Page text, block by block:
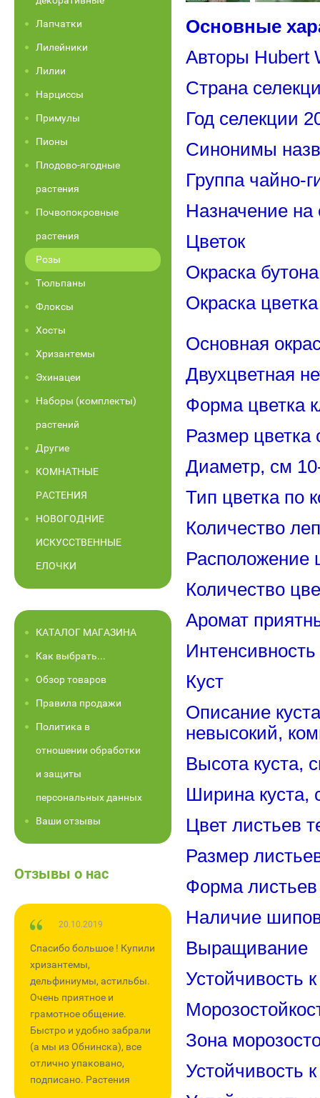
Основные
Авторы Hubert
Страна
Год селекции
Синонимы
Группа чайно-
Назначение на
Цветок
Окраска
Окраска
Основная
Двухцветная
Форма цветка
Размер цветка
Диаметр, см
Тип цветка по
Количество
Расположение
Количество
Аромат
Куст
Описание
невысокий,
Высота куста,
Ширина куста,
Цвет листьев
Размер
Форма листьев
Наличие
Выращивание
Устойчивость
Зона
Устойчивость
Лапчатки
Лилейники
Лилии
Нарциссы
Примулы
Пионы
Плодово-ягодные
растения
Почвопокровные
растения
Розы
Тюльпаны
Флоксы
Хосты
Хризантемы
Эхинацеи
Наборы (комплекты)
растений
Другие
КОМНАТНЫЕ
РАСТЕНИЯ
НОВОГОДНИЕ
ИСКУССТВЕННЫЕ
ЕЛОЧКИ
КАТАЛОГ МАГАЗИНА
Как выбрать...
Обзор товаров
Правила продажи
Политика в
отношении обработки
и защиты
персональных данных
Ваши отзывы
Отзывы о нас
20.10.2019
Спасибо большое ! Купили
хризантемы,
дельфиниумы, астильбы.
Очень приятное и
грамотное общение.
Быстро и удобно забрали
(а мы из Обнинска), все
отлично упаковано,
подписано. Растения
23.07.2017
Большое спасибо Ольге
такие как ВЫ. Первый раз
довольнв и общением с
очень приятный водитель,
который доставил заказ.
Все растения хорошо